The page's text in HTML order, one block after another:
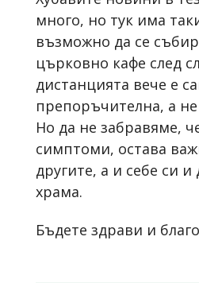
много, но тук има
възможно да се
църковно кафе след
дистанцията вече е
препоръчителна, а
Но да не забравяме,
симптоми, остава
другите, а и себе си
храма.
Бъдете здрави и